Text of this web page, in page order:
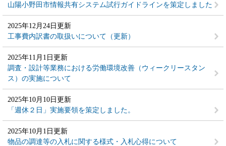
山陽小野田市情報共有システム試行ガイドラインを策定しました
2025年12月24日更新
工事費内訳書の取扱いについて（更新）
2025年11月1日更新
調査・設計等業務における労働環境改善（ウィークリースタン
ス）の実施について
2025年10月10日更新
「週休２日」実施要領を策定しました。
2025年10月1日更新
物品の調達等の入札に関する様式・入札心得について